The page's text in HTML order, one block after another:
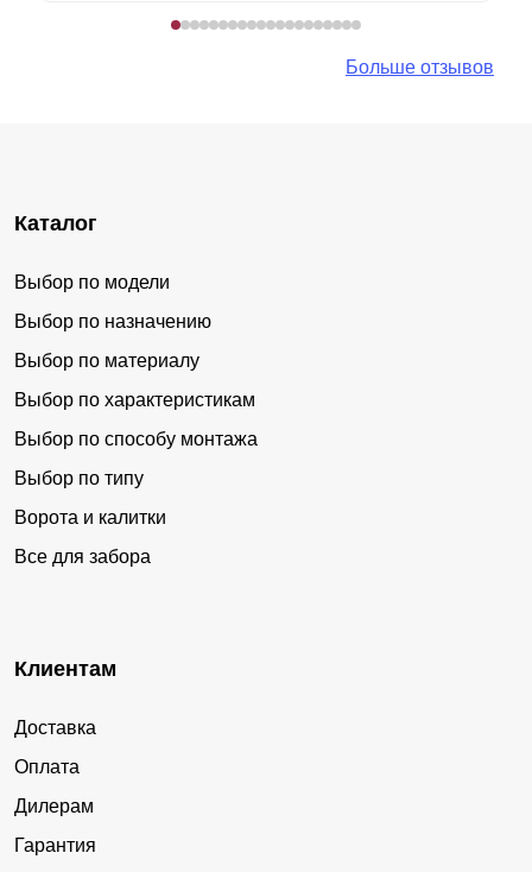
Больше отзывов
Каталог
Выбор по модели
Выбор по назначению
Выбор по материалу
Выбор по характеристикам
Выбор по способу монтажа
Выбор по типу
Ворота и калитки
Все для забора
Клиентам
Доставка
Оплата
Дилерам
Гарантия